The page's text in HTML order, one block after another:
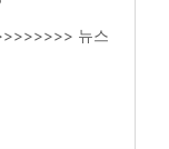
뉴스